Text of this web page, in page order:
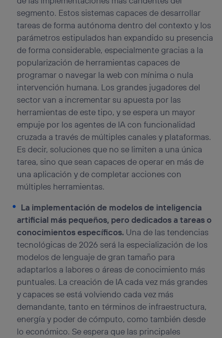
segmento. Estos sistemas capaces de desarrollar
tareas de forma autónoma dentro del contexto y los
parámetros estipulados han expandido su presencia
de forma considerable, especialmente gracias a la
popularización de herramientas capaces de
programar o navegar la web con mínima o nula
intervención humana. Los grandes jugadores del
sector van a incrementar su apuesta por las
herramientas de este tipo, y se espera un mayor
empuje por los agentes de IA con funcionalidad
cruzada a través de múltiples canales y plataformas.
Es decir, soluciones que no se limiten a una única
tarea, sino que sean capaces de operar en más de
una aplicación y de completar acciones con
múltiples herramientas.
La implementación de modelos de inteligencia
artificial más pequeños, pero dedicados a tareas o
conocimientos específicos. Una de las tendencias
tecnológicas de 2026 será la especialización de los
modelos de lenguaje de gran tamaño para
adaptarlos a labores o áreas de conocimiento más
puntuales. La creación de IA cada vez más grandes
y capaces se está volviendo cada vez más
demandante, tanto en términos de infraestructura,
energía y poder de cómputo, como también desde
lo económico. Se espera que las principales
Si utilizas datos móviles, el marketing será más
personalizado, ya que se basará únicamente en la
navegación del usuario del móvil.
Puedes gestionar los consentimientos Utiq seleccionando
“Administrar Utiq” en la parte inferior de esta página web o
visitando el portal de privacidad de Utiq
. Para más información, consulta
la política de privacidad de Utiq.